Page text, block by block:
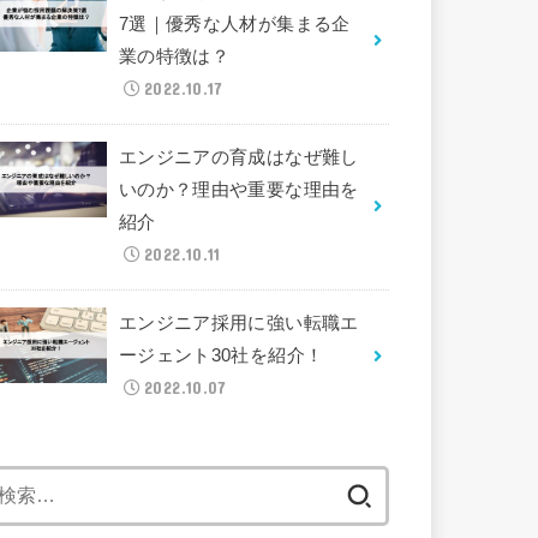
7選｜優秀な人材が集まる企
業の特徴は？
2022.10.17
エンジニアの育成はなぜ難し
いのか？理由や重要な理由を
紹介
2022.10.11
エンジニア採用に強い転職エ
ージェント30社を紹介！
2022.10.07